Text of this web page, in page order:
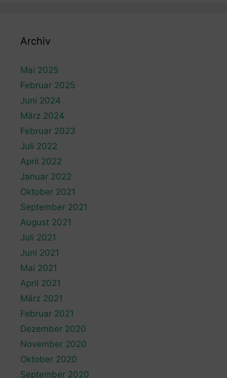
Archiv
Mai 2025
Februar 2025
Juni 2024
März 2024
Februar 2023
Juli 2022
April 2022
Januar 2022
Oktober 2021
September 2021
August 2021
Juli 2021
Juni 2021
Mai 2021
April 2021
März 2021
Februar 2021
Dezember 2020
November 2020
Oktober 2020
September 2020